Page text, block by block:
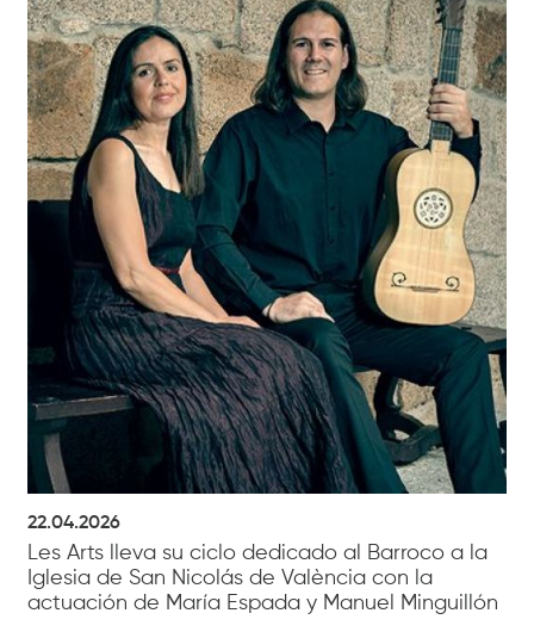
22.04.2026
Les Arts lleva su ciclo dedicado al Barroco a la
Iglesia de San Nicolás de València con la
actuación de María Espada y Manuel Minguillón